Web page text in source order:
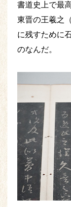
書道史上で最
東晋の王羲之
に残すために
のなんだ。